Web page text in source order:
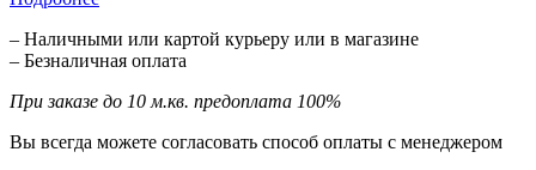
– Наличными или картой курьеру или в магазине
– Безналичная оплата
При заказе до 10 м.кв. предоплата 100%
Вы всегда можете согласовать способ оплаты с менеджером